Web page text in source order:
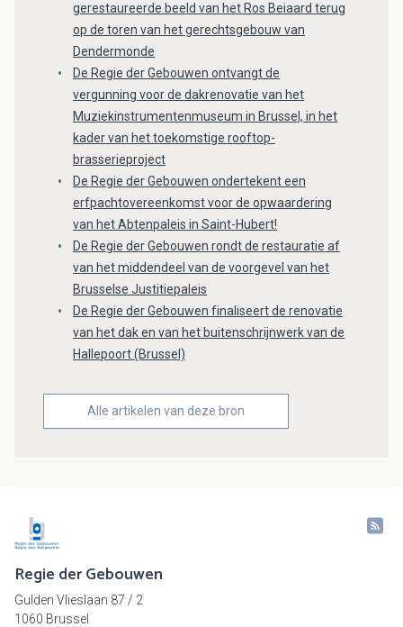
gerestaureerde beeld van het Ros Beiaard terug
op de toren van het gerechtsgebouw van
Dendermonde
De Regie der Gebouwen ontvangt de
vergunning voor de dakrenovatie van het
Muziekinstrumentenmuseum in Brussel, in het
kader van het toekomstige rooftop-
brasserieproject
De Regie der Gebouwen ondertekent een
erfpachtovereenkomst voor de opwaardering
van het Abtenpaleis in Saint-Hubert!
De Regie der Gebouwen rondt de restauratie af
van het middendeel van de voorgevel van het
Brusselse Justitiepaleis
De Regie der Gebouwen finaliseert de renovatie
van het dak en van het buitenschrijnwerk van de
Hallepoort (Brussel)
Alle artikelen van deze bron
Regie der Gebouwen
Gulden Vlieslaan 87 / 2
1060 Brussel